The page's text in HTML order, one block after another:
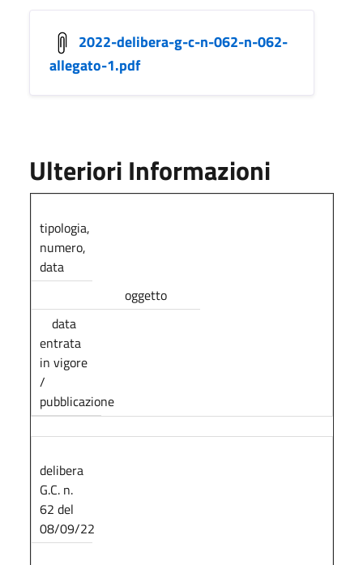
2022-delibera-g-c-n-062-n-062-
allegato-1.pdf
Ulteriori Informazioni
tipologia,
numero,
data
oggetto
data
entrata
in vigore
/
pubblicazione
delibera
G.C. n.
62 del
08/09/22